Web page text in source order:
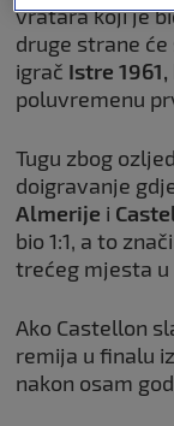
vratara koji je
druge strane
igrač Istre 1961,
poluvremenu
Tugu zbog
doigravanje
Almerije i
bio 1:1, a to
trećeg mjesta u
Ako Castellon
remija u finalu
nakon osam